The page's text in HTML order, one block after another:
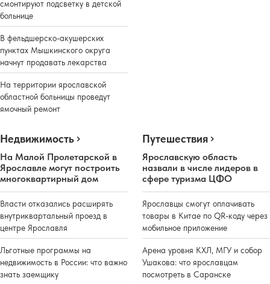
смонтируют подсветку в детской
больнице
В фельдшерско-акушерских
пунктах Мышкинского округа
начнут продавать лекарства
На территории ярославской
областной больницы проведут
ямочный ремонт
Недвижимость
На Малой Пролетарской в
Ярославле могут построить
многоквартирный дом
Власти отказались расширять
внутриквартальный проезд в
центре Ярославля
Льготные программы на
недвижимость в России: что важно
знать заемщику
Путешествия
Ярославскую область
назвали в числе лидеров в
сфере туризма ЦФО
Ярославцы смогут оплачивать
товары в Китае по QR-коду через
мобильное приложение
Арена уровня КХЛ, МГУ и собор
Ушакова: что ярославцам
посмотреть в Саранске